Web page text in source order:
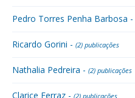
Pedro Torres Penha Barbosa -
Ricardo Gorini - (2) publicações
Nathalia Pedreira - (2) publicações
Clarice Ferraz - (2) publicações